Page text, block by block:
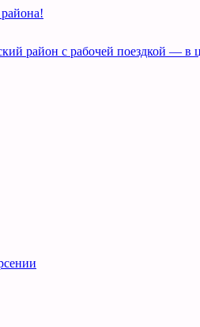
район с рабочей поездкой —